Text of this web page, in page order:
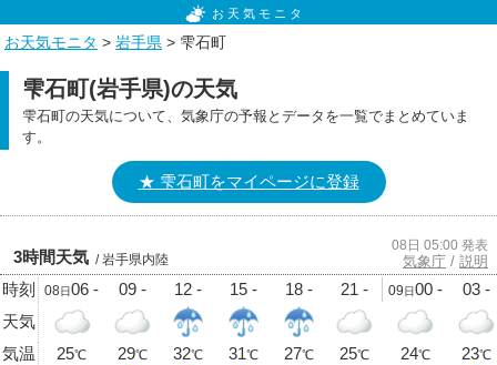
お天気モニタ
お天気モニタ > 岩手県 > 雫石町
雫石町(岩手県)の天気
雫石町の天気について、気象庁の予報とデータを一覧でまとめていま
す。
★ 雫石町をマイページに登録
3時間天気 / 岩手県内陸
08日 05:00 発表
気象庁 / 説明
時刻 08日06 - 09 - 12 - 15 - 18 - 21 - 09日00 -
03 -
天気
気温
25℃ 29℃ 32℃ 31℃ 27℃ 25℃ 24℃ 23℃